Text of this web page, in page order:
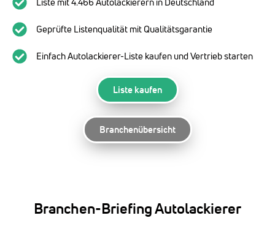
Geprüfte Listenqualität mit Qualitätsgarantie
Einfach Autolackierer-Liste kaufen und Vertrieb starten
Liste kaufen
Branchenübersicht
Branchen-Briefing Autolackierer